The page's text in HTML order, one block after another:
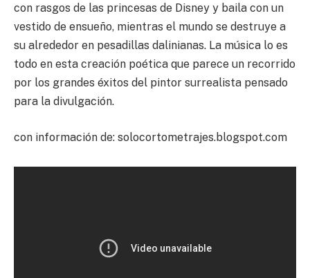
con rasgos de las princesas de Disney y baila con un
vestido de ensueño, mientras el mundo se destruye a
su alrededor en pesadillas dalinianas. La música lo es
todo en esta creación poética que parece un recorrido
por los grandes éxitos del pintor surrealista pensado
para la divulgación.
con información de: solocortometrajes.blogspot.com